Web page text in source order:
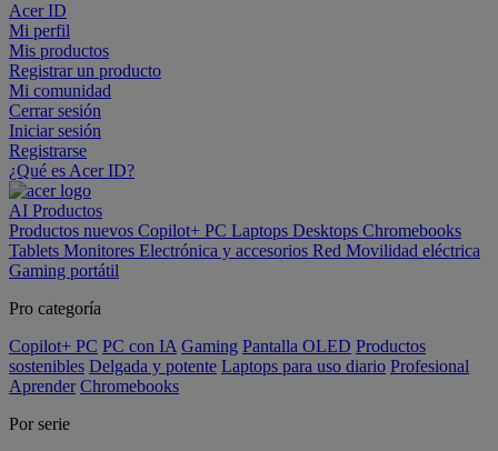
Acer ID
Mi perfil
Mis productos
Registrar un producto
Mi comunidad
Cerrar sesión
Iniciar sesión
Registrarse
¿Qué es Acer ID?
AI Productos
Productos nuevos Copilot+ PC Laptops Desktops Chromebooks
Tablets Monitores Electrónica y accesorios Red Movilidad eléctrica
Gaming portátil
Pro categoría
Copilot+ PC PC con IA Gaming Pantalla OLED Productos
sostenibles Delgada y potente Laptops para uso diario Profesional
Aprender Chromebooks
Por serie